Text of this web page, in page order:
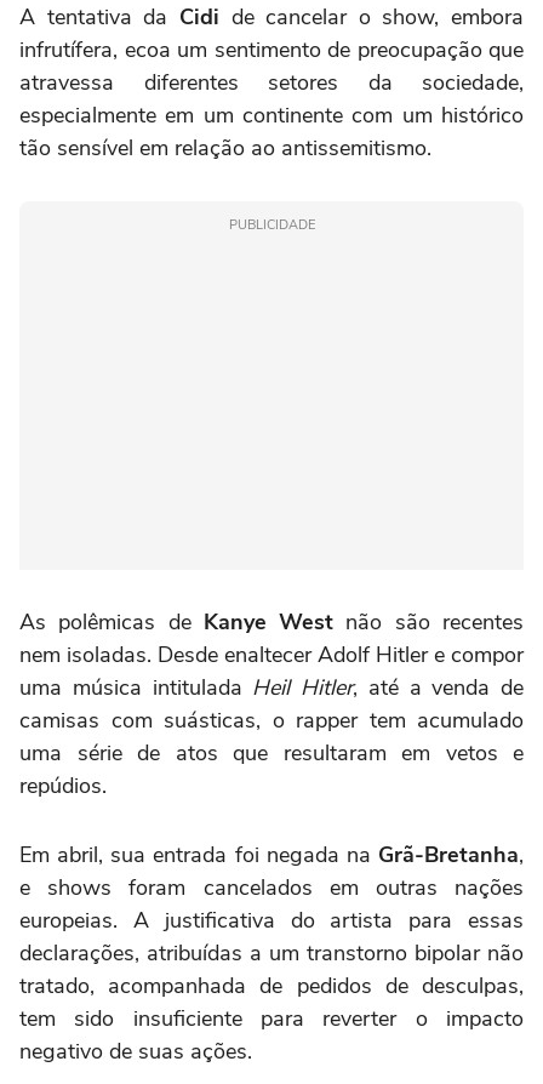
A tentativa da Cidi de cancelar o show, embora
infrutífera, ecoa um sentimento de preocupação que
atravessa diferentes setores da sociedade,
especialmente em um continente com um histórico
tão sensível em relação ao antissemitismo.
PUBLICIDADE
As polêmicas de Kanye West não são recentes
nem isoladas. Desde enaltecer Adolf Hitler e compor
uma música intitulada Heil Hitler, até a venda de
camisas com suásticas, o rapper tem acumulado
uma série de atos que resultaram em vetos e
repúdios.
Em abril, sua entrada foi negada na Grã-Bretanha,
e shows foram cancelados em outras nações
europeias. A justificativa do artista para essas
declarações, atribuídas a um transtorno bipolar não
tratado, acompanhada de pedidos de desculpas,
tem sido insuficiente para reverter o impacto
negativo de suas ações.